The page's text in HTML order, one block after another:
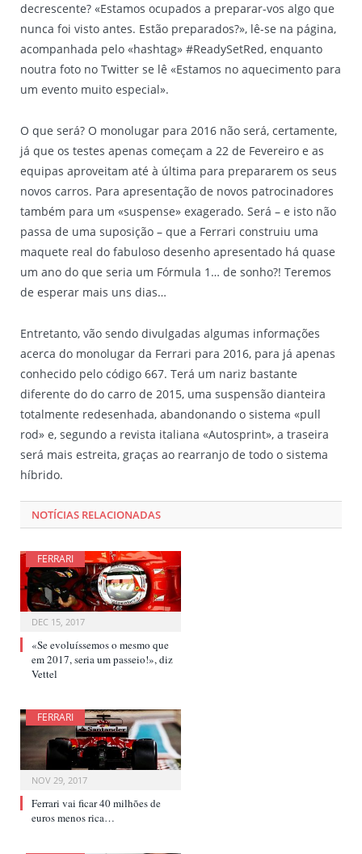
decrescente? «Estamos ocupados a preparar-vos algo que
nunca foi visto antes. Estão preparados?», lê-se na página,
acompanhada pelo «hashtag» #ReadySetRed, enquanto
noutra foto no Twitter se lê «Estamos no aquecimento para
um evento muito especial».
O que será? O monolugar para 2016 não será, certamente,
já que os testes apenas começam a 22 de Fevereiro e as
equipas aproveitam até à última para prepararem os seus
novos carros. Para apresentação de novos patrocinadores
também para um «suspense» exagerado. Será – e isto não
passa de uma suposição – que a Ferrari construiu uma
maquete real do fabuloso desenho apresentado há quase
um ano do que seria um Fórmula 1… de sonho?! Teremos
de esperar mais uns dias…
Entretanto, vão sendo divulgadas algumas informações
acerca do monolugar da Ferrari para 2016, para já apenas
conhecido pelo código 667. Terá um nariz bastante
diferente do do carro de 2015, uma suspensão dianteira
totalmente redesenhada, abandonando o sistema «pull
rod» e, segundo a revista italiana «Autosprint», a traseira
será mais estreita, graças ao rearranjo de todo o sistema
híbrido.
NOTÍCIAS RELACIONADAS
FERRARI
DEC 15, 2017
«Se evoluíssemos o mesmo que
em 2017, seria um passeio!», diz
Vettel
FERRARI
NOV 29, 2017
Ferrari vai ficar 40 milhões de
euros menos rica…